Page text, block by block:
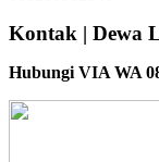
Kontak | Dewa
Hubungi VIA WA